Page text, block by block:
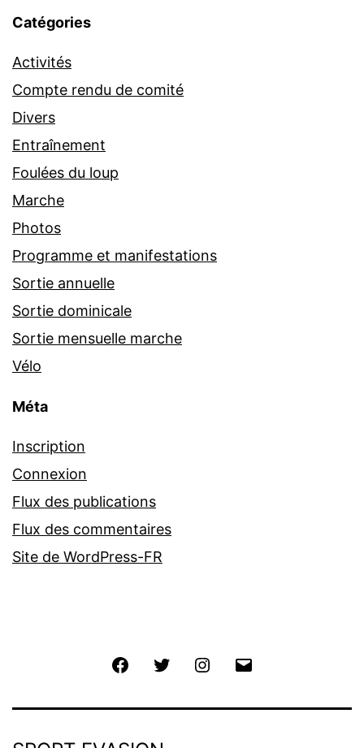
Catégories
Activités
Compte rendu de comité
Divers
Entraînement
Foulées du loup
Marche
Photos
Programme et manifestations
Sortie annuelle
Sortie dominicale
Sortie mensuelle marche
Vélo
Méta
Inscription
Connexion
Flux des publications
Flux des commentaires
Site de WordPress-FR
FacebookTwitter Instagram